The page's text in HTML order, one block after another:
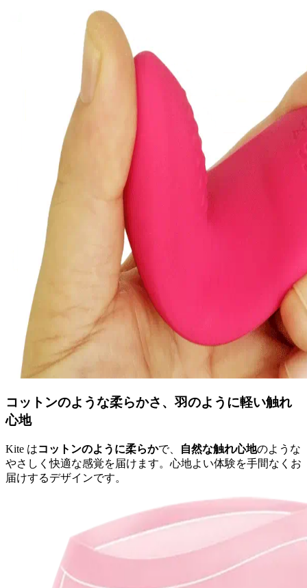
コットンのような柔らかさ、羽のように軽い触れ
心地
Kite はコットンのように柔らかで、 自然な触れ心地のような
やさしく快適な感覚を届けます。心地よい体験を手間なくお
届けするデザインです。